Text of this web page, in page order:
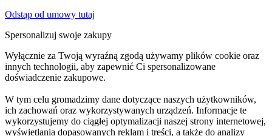
Odstąp od umowy tutaj
Spersonalizuj swoje zakupy
Wyłącznie za Twoją wyraźną zgodą używamy plików cookie oraz
innych technologii, aby zapewnić Ci spersonalizowane
doświadczenie zakupowe.
W tym celu gromadzimy dane dotyczące naszych użytkowników,
ich zachowań oraz wykorzystywanych urządzeń. Informacje te
wykorzystujemy do ciągłej optymalizacji naszej strony internetowej,
wyświetlania dopasowanych reklam i treści, a także do analizy